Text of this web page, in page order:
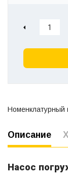
Номенклатурный
Описание
Насос